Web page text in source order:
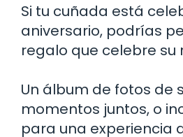
Si tu cuñada está
aniversario, podrías
regalo que celebre su
Un álbum de fotos de
momentos juntos, o
para una experiencia